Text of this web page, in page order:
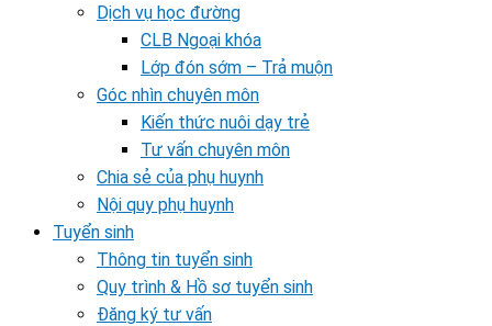
Dịch vụ học đường
CLB Ngoại khóa
Lớp đón sớm – Trả muộn
Góc nhìn chuyên môn
Kiến thức nuôi dạy trẻ
Tư vấn chuyên môn
Chia sẻ của phụ huynh
Nội quy phụ huynh
Tuyển sinh
Thông tin tuyển sinh
Quy trình & Hồ sơ tuyển sinh
Đăng ký tư vấn